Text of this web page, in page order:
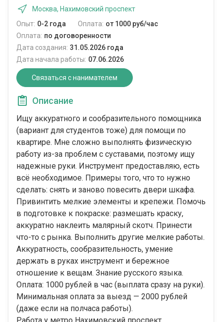
Москва, Нахимовский проспект
Опыт: 0-2 года Оплата: от 1000 руб/час
Оплата: по договоренности
Дата создания: 31.05.2026 года
Дата начала работы: 07.06.2026
Связаться с нанимателем
Описание
Ищу аккуратного и сообразительного помощника
(вариант для студентов тоже) для помощи по
квартире. Мне сложно выполнять физическую
работу из-за проблем с суставами, поэтому ищу
надежные руки. Инструмент предоставляю, есть
всё необходимое. Примеры того, что то нужно
сделать: снять и заново повесить двери шкафа.
Привинтить мелкие элементы и крепежи. Помочь
в подготовке к покраске: размешать краску,
аккуратно наклеить малярный скотч. Принести
что-то с рынка. Выполнить другие мелкие работы.
Аккуратность, сообразительность, умение
держать в руках инструмент и бережное
отношение к вещам. Знание русского языка.
Оплата: 1000 рублей в час (выплата сразу на руки).
Минимальная оплата за выезд — 2000 рублей
(даже если на полчаса работы).